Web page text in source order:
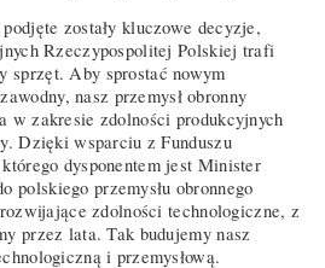
zostały kluczowe decyzje,
Rzeczypospolitej Polskiej trafi
sprzęt. Aby sprostać nowym
nasz przemysł obronny
w zakresie zdolności produkcyjnych
Dzięki wsparciu z Funduszu
dysponentem jest Minister
polskiego przemysłu obronnego
zdolności technologiczne, z
przez lata. Tak budujemy nasz
i przemysłową.